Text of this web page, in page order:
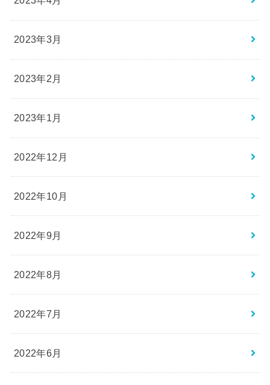
2023年3月
2023年2月
2023年1月
2022年12月
2022年10月
2022年9月
2022年8月
2022年7月
2022年6月